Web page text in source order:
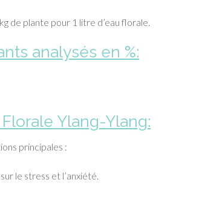
de plante pour 1 litre d’eau florale.
analysés en %:
Ylang-Ylang:
principales :
le stress et l’anxiété.